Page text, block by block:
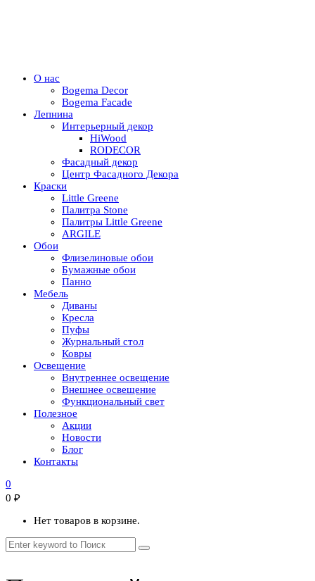
О нас
Bogema Decor
Bogema Facade
Лепнина
Интерьерный декор
HiWood
RODECOR
Фасадный декор
Центр Фасадного Декора
Краски
Little Greene
Палитра Stone
Палитры Little Greene
ARGILE
Обои
Флизелиновые обои
Бумажные обои
Панно
Мебель
Диваны
Кресла
Пуфы
Журнальный стол
Ковры
Освещение
Внутреннее освещение
Внешнее освещение
Функциональный свет
Полезное
Акции
Новости
Блог
Контакты
0
0 ₽
Нет товаров в корзине.